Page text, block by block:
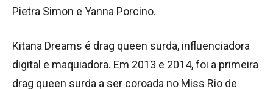
Pietra Simon e Yanna Porcino.
Kitana Dreams é drag queen surda, influenciadora
digital e maquiadora. Em 2013 e 2014, foi a primeira
drag queen surda a ser coroada no Miss Rio de